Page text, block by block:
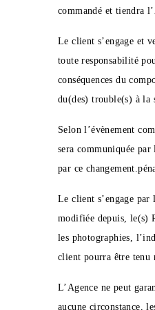
commandé et tiendra
Le client s’engage et
toute responsabilité
conséquences du
du(des) trouble(s) à la
Selon l’évènement
sera communiquée par
par ce
Le client s’engage
modifiée depuis, le(s)
les photographies,
client pourra être tenu
L’Agence ne peut
aucune circonstance,